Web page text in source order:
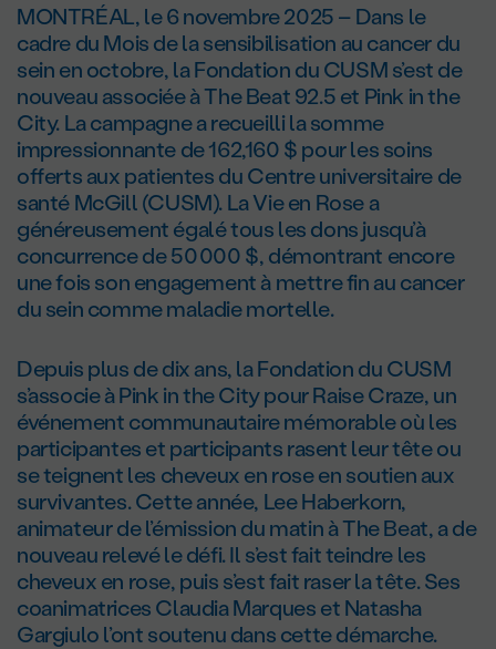
MONTRÉAL, le 6 novembre 2025 – Dans le
cadre du Mois de la sensibilisation au cancer du
sein en octobre, la Fondation du CUSM s’est de
nouveau associée à The Beat 92.5 et Pink in the
City. La campagne a recueilli la somme
impressionnante de 162,160 $ pour les soins
offerts aux patientes du Centre universitaire de
santé McGill (CUSM). La Vie en Rose a
généreusement égalé tous les dons jusqu’à
concurrence de 50 000 $, démontrant encore
une fois son engagement à mettre fin au cancer
du sein comme maladie mortelle.
Depuis plus de dix ans, la Fondation du CUSM
s’associe à Pink in the City pour Raise Craze, un
événement communautaire mémorable où les
participantes et participants rasent leur tête ou
se teignent les cheveux en rose en soutien aux
survivantes. Cette année, Lee Haberkorn,
animateur de l’émission du matin à The Beat, a de
nouveau relevé le défi. Il s’est fait teindre les
cheveux en rose, puis s’est fait raser la tête. Ses
coanimatrices Claudia Marques et Natasha
Gargiulo l’ont soutenu dans cette démarche.